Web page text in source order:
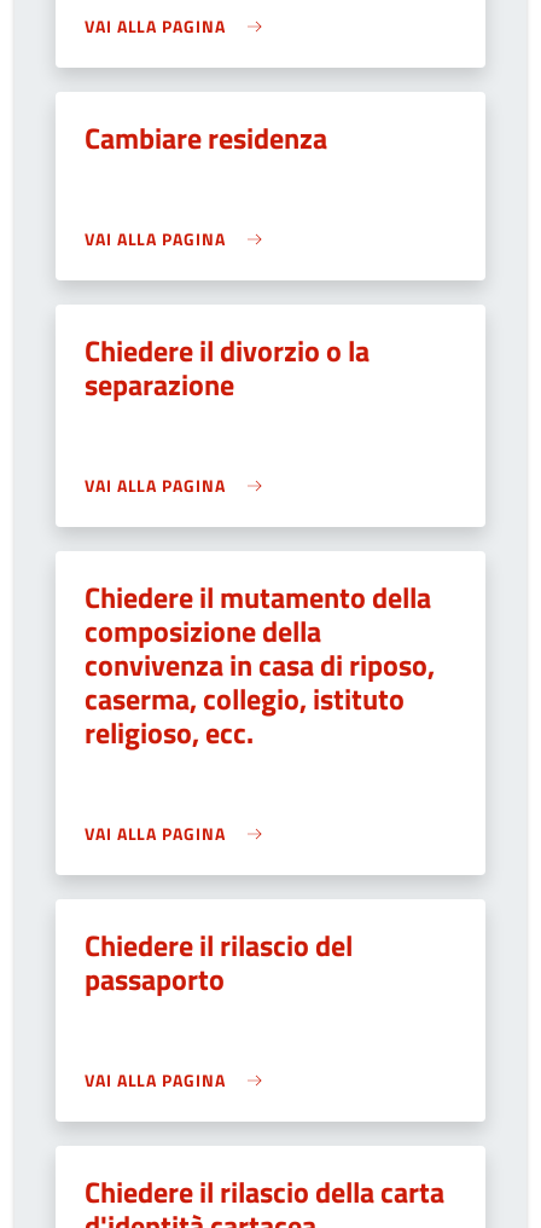
VAI ALLA PAGINA
Cambiare residenza
VAI ALLA PAGINA
Chiedere il divorzio o la
separazione
VAI ALLA PAGINA
Chiedere il mutamento della
composizione della
convivenza in casa di riposo,
caserma, collegio, istituto
religioso, ecc.
VAI ALLA PAGINA
Chiedere il rilascio del
passaporto
VAI ALLA PAGINA
Chiedere il rilascio della carta